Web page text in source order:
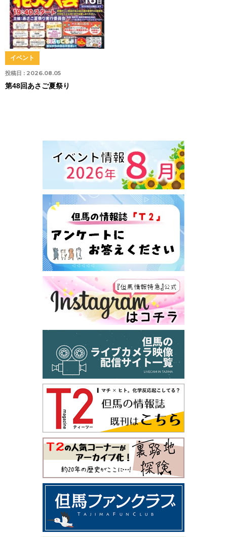
投稿日 : 2026.08.05
イベント
第48回あさご夏祭り